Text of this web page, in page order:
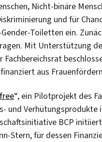
Nicht-binäre
und für
Toiletten ein.
Mit Unterstützung
aus
“, ein Pilotprojekt des
und Verhütungsprodukte
BCP
Stern, für dessen